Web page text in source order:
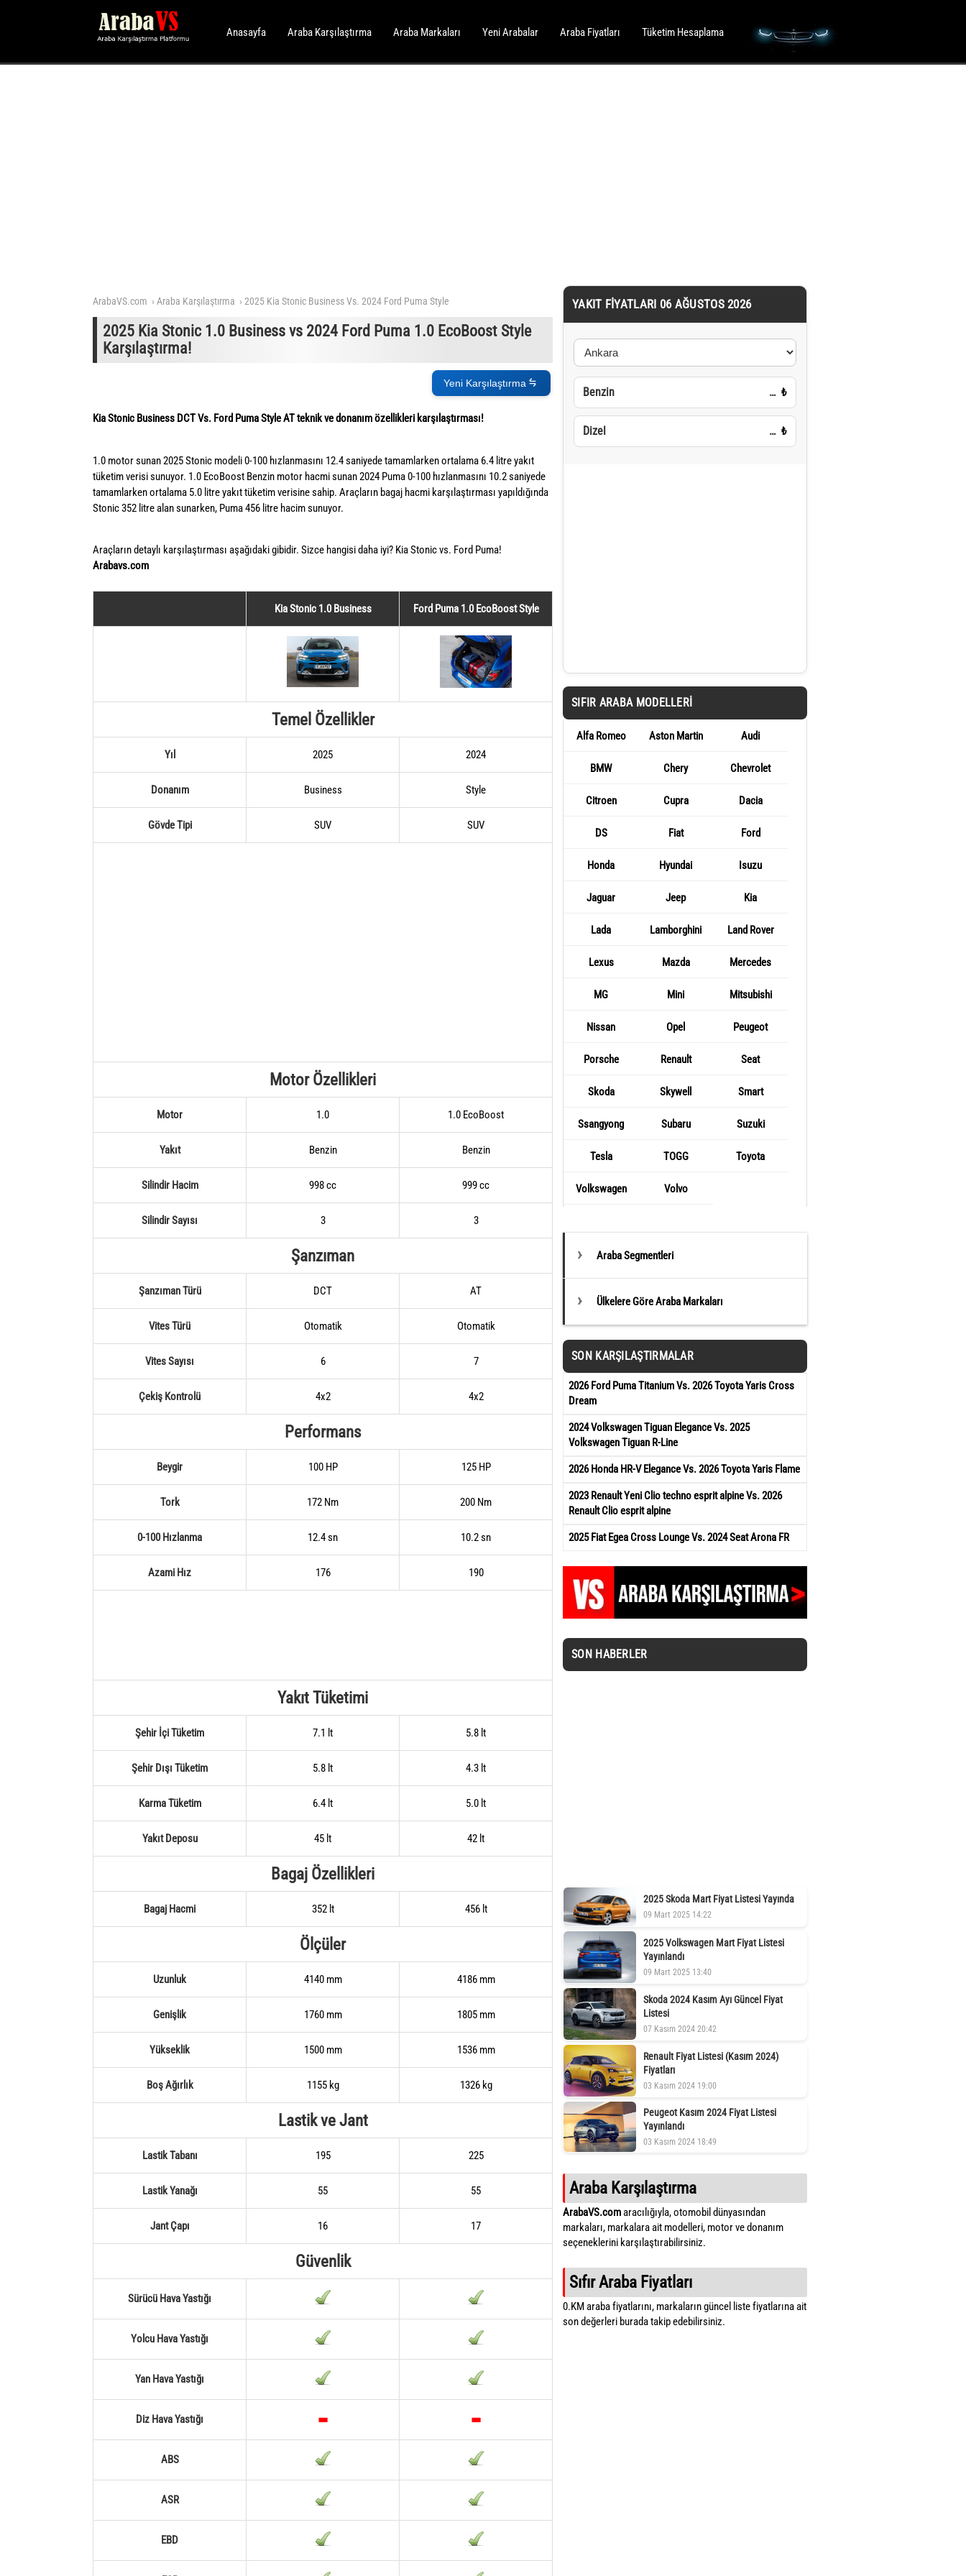
Anasayfa Araba Karşılaştırma Araba Markaları Yeni Arabalar Araba Fiyatları Tüketim Hesaplama
ArabaVS.com Araba Karşılaştırma 2025 Kia Stonic Business Vs. 2024 Ford Puma Style
2025 Kia Stonic 1.0 Business vs 2024 Ford Puma 1.0 EcoBoost Style
Karşılaştırma!
Yeni Karşılaştırma
Kia Stonic Business DCT Vs. Ford Puma Style AT teknik ve donanım özellikleri karşılaştırması!
1.0 motor sunan 2025 Stonic modeli 0-100 hızlanmasını 12.4 saniyede tamamlarken ortalama 6.4 litre yakıt
tüketim verisi sunuyor. 1.0 EcoBoost Benzin motor hacmi sunan 2024 Puma 0-100 hızlanmasını 10.2 saniyede
tamamlarken ortalama 5.0 litre yakıt tüketim verisine sahip. Araçların bagaj hacmi karşılaştırması yapıldığında
Stonic 352 litre alan sunarken, Puma 456 litre hacim sunuyor.
Araçların detaylı karşılaştırması aşağıdaki gibidir. Sizce hangisi daha iyi? Kia Stonic vs. Ford Puma!
Arabavs.com
Kia Stonic 1.0 Business Ford Puma 1.0 EcoBoost Style
Temel Özellikler
Yıl 2025 2024
Donanım Business Style
Gövde Tipi SUV SUV
Motor Özellikleri
Motor 1.0 1.0 EcoBoost
Yakıt Benzin Benzin
Silindir Hacim 998 cc 999 cc
Silindir Sayısı 3 3
Şanzıman
Şanzıman Türü DCT AT
Vites Türü Otomatik Otomatik
Vites Sayısı 6 7
Çekiş Kontrolü 4x2 4x2
Performans
Beygir 100 HP 125 HP
Tork 172 Nm 200 Nm
0-100 Hızlanma 12.4 sn 10.2 sn
Azami Hız 176 190
Yakıt Tüketimi
Şehir İçi Tüketim 7.1 lt 5.8 lt
Şehir Dışı Tüketim 5.8 lt 4.3 lt
Karma Tüketim 6.4 lt 5.0 lt
Yakıt Deposu 45 lt 42 lt
Bagaj Özellikleri
Bagaj Hacmi 352 lt 456 lt
Ölçüler
Uzunluk 4140 mm 4186 mm
Genişlik 1760 mm 1805 mm
Yükseklik 1500 mm 1536 mm
Boş Ağırlık 1155 kg 1326 kg
Lastik ve Jant
Lastik Tabanı 195 225
Lastik Yanağı 55 55
Jant Çapı 16 17
Güvenlik
Sürücü Hava Yastığı
Yolcu Hava Yastığı
Yan Hava Yastığı
Diz Hava Yastığı
ABS
ASR
EBD
YAKIT FIYATLARI 06 AĞUSTOS 2026
Benzin … ₺
Dizel … ₺
SIFIR ARABA MODELLERI
Alfa Romeo Aston Martin Audi
BMW Chery Chevrolet
Citroen Cupra Dacia
DS Fiat Ford
Honda Hyundai Isuzu
Jaguar Jeep Kia
Lada Lamborghini Land Rover
Lexus Mazda Mercedes
MG Mini Mitsubishi
Nissan Opel Peugeot
Porsche Renault Seat
Skoda Skywell Smart
Ssangyong Subaru Suzuki
Tesla TOGG Toyota
Volkswagen Volvo
Araba Segmentleri
Ülkelere Göre Araba Markaları
SON KARŞILAŞTIRMALAR
2026 Ford Puma Titanium Vs. 2026 Toyota Yaris Cross
Dream
2024 Volkswagen Tiguan Elegance Vs. 2025
Volkswagen Tiguan R-Line
2026 Honda HR-V Elegance Vs. 2026 Toyota Yaris Flame
2023 Renault Yeni Clio techno esprit alpine Vs. 2026
Renault Clio esprit alpine
2025 Fiat Egea Cross Lounge Vs. 2024 Seat Arona FR
SON HABERLER
2025 Skoda Mart Fiyat Listesi Yayında
09 Mart 2025 14:22
2025 Volkswagen Mart Fiyat Listesi
Yayınlandı
09 Mart 2025 13:40
Skoda 2024 Kasım Ayı Güncel Fiyat
Listesi
07 Kasım 2024 20:42
Renault Fiyat Listesi (Kasım 2024)
Fiyatları
03 Kasım 2024 19:00
Peugeot Kasım 2024 Fiyat Listesi
Yayınlandı
03 Kasım 2024 18:49
Araba Karşılaştırma
ArabaVS.comaracılığıyla, otomobil dünyasından
markaları, markalara ait modelleri, motor ve donanım
seçeneklerini karşılaştırabilirsiniz.
Sıfır Araba Fiyatları
0.KM araba fiyatlarını, markaların güncel liste fiyatlarına ait
son değerleri burada takip edebilirsiniz.